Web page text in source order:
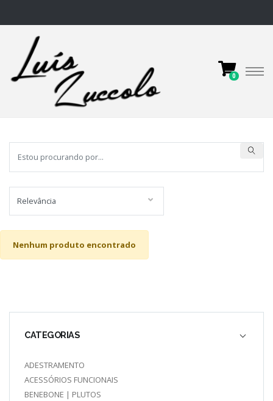
0
CATEGORIAS
ADESTRAMENTO
ACESSÓRIOS FUNCIONAIS
BENEBONE | PLUTOS
Nenhum produto encontrado